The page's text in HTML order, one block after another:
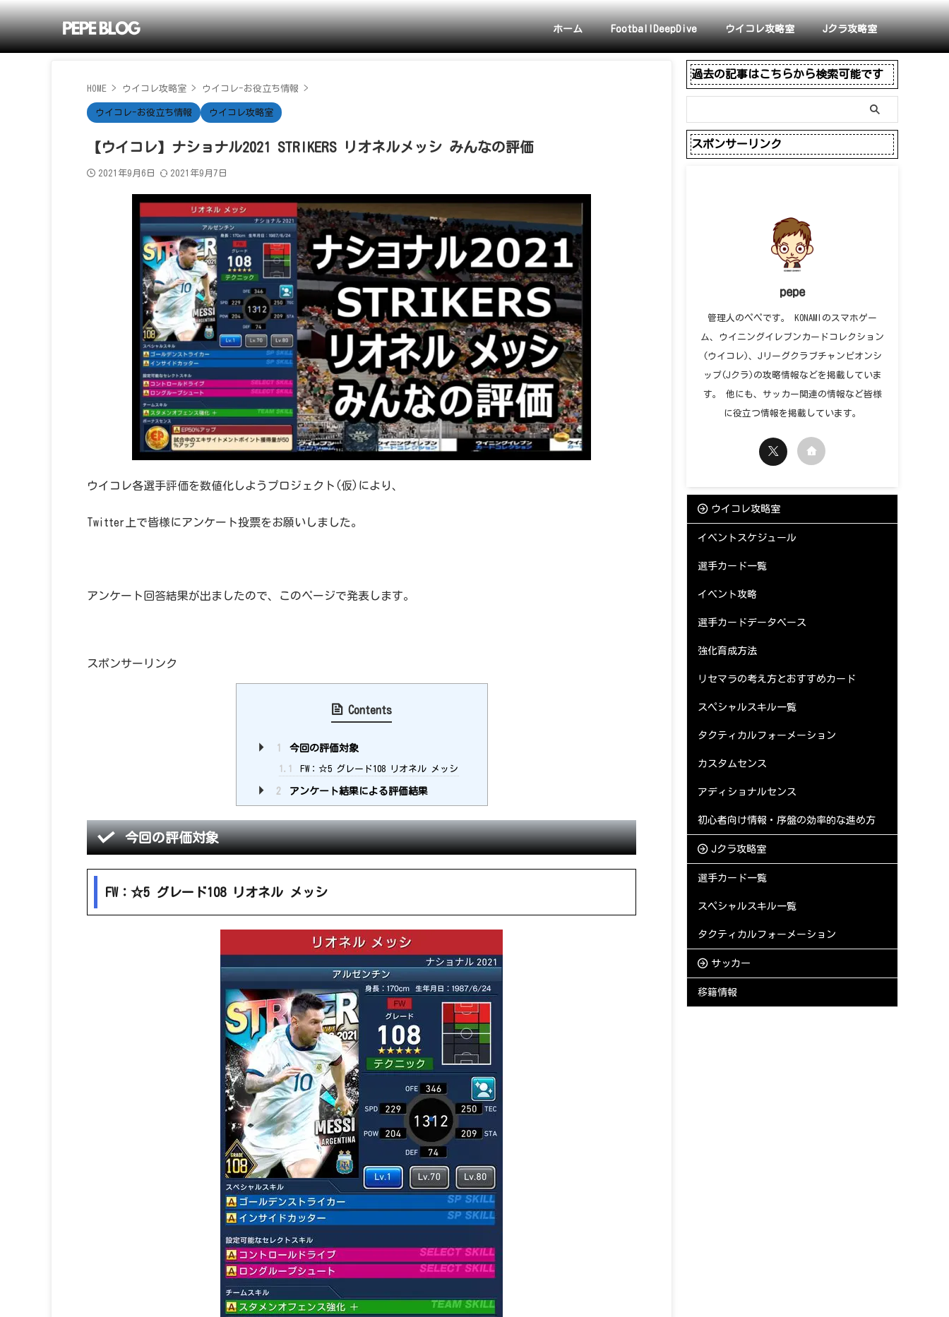
ホーム FootballDeepDive ウイコレ攻略室 Jクラ攻略室
HOME > ウイコレ攻略室 > ウイコレ-お役立ち情報 >
ウイコレ-お役立ち情報 ウイコレ攻略室
【ウイコレ】ナショナル2021 STRIKERS リオネルメッシ みんなの評価
2021年9月6日 2021年9月7日
ウイコレ各選手評価を数値化しようプロジェクト(仮)により、
Twitter上で皆様にアンケート投票をお願いしました。
アンケート回答結果が出ましたので、このページで発表します。
スポンサーリンク
Contents
1 今回の評価対象
1.1 FW：☆5 グレード108 リオネル メッシ
2 アンケート結果による評価結果
今回の評価対象
FW：☆5 グレード108 リオネル メッシ
過去の記事はこちらから検索可能です
スポンサーリンク
pepe
管理人のペペです。 KONAMIのスマホゲー
ム、ウイニングイレブンカードコレクション
(ウイコレ)、Jリーグクラブチャンピオンシ
ップ(Jクラ)の攻略情報などを掲載していま
す。 他にも、サッカー関連の情報など皆様
に役立つ情報を掲載しています。
ウイコレ攻略室
イベントスケジュール
選手カード一覧
イベント攻略
選手カードデータベース
強化育成方法
リセマラの考え方とおすすめカード
スペシャルスキル一覧
タクティカルフォーメーション
カスタムセンス
アディショナルセンス
初心者向け情報・序盤の効率的な進め方
Jクラ攻略室
選手カード一覧
スペシャルスキル一覧
タクティカルフォーメーション
サッカー
移籍情報